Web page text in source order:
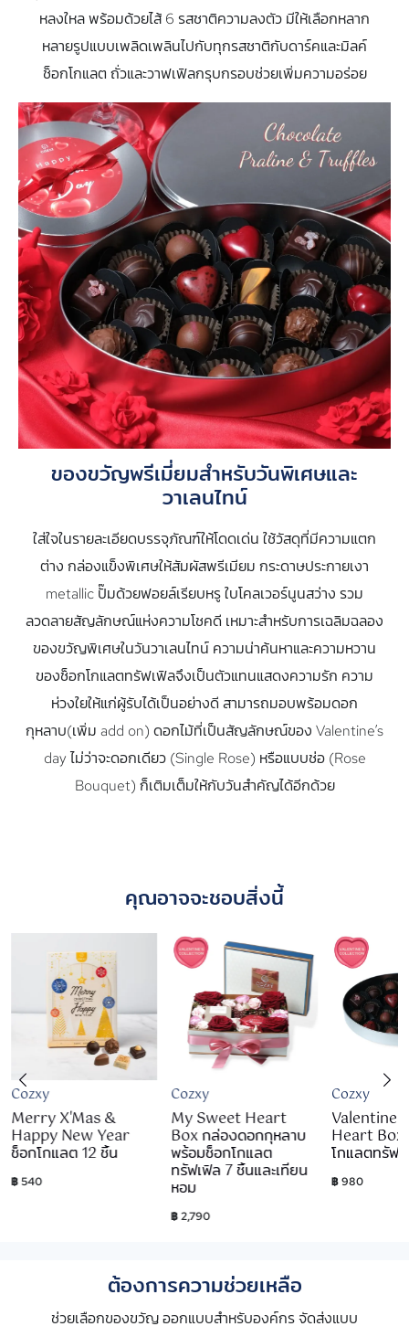
หลงใหล พร้อมด้วยไส้ 6 รสชาติความลงตัว มีให้เลือกหลาก
หลายรูปแบบเพลิดเพลินไปกับทุกรสชาติกับดาร์คและมิลค์
ช็อกโกแลต ถั่วและวาฟเฟิลกรุบกรอบช่วยเพิ่มความอร่อย
ของขวัญพรีเมี่ยมสำหรับวันพิเศษและ
วาเลนไทน์
ใส่ใจในรายละเอียดบรรจุภัณฑ์ให้โดดเด่น ใช้วัสดุที่มีความแตก
ต่าง กล่องแข็งพิเศษให้สัมผัสพรีเมียม กระดาษประกายเงา
metallic ปั๊มด้วยฟอยล์เรียบหรู ใบโคลเวอร์นูนสว่าง รวม
ลวดลายสัญลักษณ์แห่งความโชคดี เหมาะสำหรับการเฉลิมฉลอง
ของขวัญพิเศษในวันวาเลนไทน์ ความน่าค้นหาและความหวาน
ของช็อกโกแลตทรัฟเฟิลจึงเป็นตัวแทนแสดงความรัก ความ
ห่วงใยให้แก่ผู้รับได้เป็นอย่างดี สามารถมอบพร้อมดอก
กุหลาบ(เพิ่ม add on) ดอกไม้ที่เป็นสัญลักษณ์ของ Valentine’s
day ไม่ว่าจะดอกเดียว (Single Rose) หรือแบบช่อ (Rose
Bouquet) ก็เติมเต็มให้กับวันสำคัญได้อีกด้วย
คุณอาจจะชอบสิ่งนี้
Cozxy
Merry X'Mas &
Happy New Year
ช็อกโกแลต 12 ชิ้น
฿ 540
Cozxy
My Sweet Heart
Box กล่องดอกกุหลาบ
พร้อมช็อกโกแลต
ทรัฟเฟิล 7 ชิ้นและเทียน
หอม
฿ 2,790
Cozxy
Valentine
Heart Box
โกแลตทรัฟ
฿ 980
ต้องการความช่วยเหลือ
ช่วยเลือกของขวัญ ออกแบบสำหรับองค์กร จัดส่งแบบ